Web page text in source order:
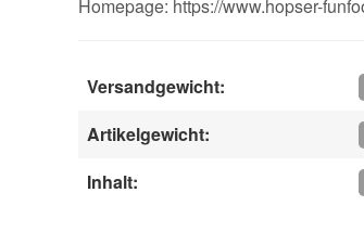
Homepage: https://www.hopser-
Versandgewicht:
Artikelgewicht:
Inhalt: